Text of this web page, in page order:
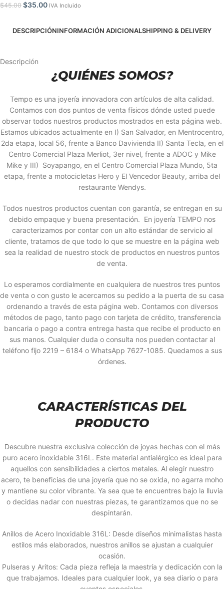
$45.00 $35.00 IVA Incluido
DESCRIPCIÓNINFORMACIÓN ADICIONALSHIPPING & DELIVERY
Descripción
¿QUIÉNES SOMOS?
Tempo es una joyería innovadora con artículos de alta calidad.
Contamos con dos puntos de venta físicos dónde usted puede
observar todos nuestros productos mostrados en esta página web.
Estamos ubicados actualmente en I) San Salvador, en Mentrocentro,
2da etapa, local 56, frente a Banco Davivienda II) Santa Tecla, en el
Centro Comercial Plaza Merliot, 3er nivel, frente a ADOC y Mike
Mike y III) Soyapango, en el Centro Comercial Plaza Mundo, 5ta
etapa, frente a motocicletas Hero y El Vencedor Beauty, arriba del
restaurante Wendys.
Todos nuestros productos cuentan con garantía, se entregan en su
debido empaque y buena presentación. En joyería TEMPO nos
caracterizamos por contar con un alto estándar de servicio al
cliente, tratamos de que todo lo que se muestre en la página web
sea la realidad de nuestro stock de productos en nuestros puntos
de venta.
Lo esperamos cordialmente en cualquiera de nuestros tres puntos
de venta o con gusto le acercamos su pedido a la puerta de su casa
ordenando a través de esta página web. Contamos con diversos
métodos de pago, tanto pago con tarjeta de crédito, transferencia
bancaria o pago a contra entrega hasta que recibe el producto en
sus manos. Cualquier duda o consulta nos pueden contactar al
teléfono fijo 2219 – 6184 o WhatsApp 7627-1085. Quedamos a sus
órdenes.
CARACTERÍSTICAS DEL
PRODUCTO
Descubre nuestra exclusiva colección de joyas hechas con el más
puro acero inoxidable 316L. Este material antialérgico es ideal para
aquellos con sensibilidades a ciertos metales. Al elegir nuestro
acero, te beneficias de una joyería que no se oxida, no agarra moho
y mantiene su color vibrante. Ya sea que te encuentres bajo la lluvia
o decidas nadar con nuestras piezas, te garantizamos que no se
despintarán.
Anillos de Acero Inoxidable 316L: Desde diseños minimalistas hasta
estilos más elaborados, nuestros anillos se ajustan a cualquier
ocasión.
Pulseras y Aritos: Cada pieza refleja la maestría y dedicación con la
que trabajamos. Ideales para cualquier look, ya sea diario o para